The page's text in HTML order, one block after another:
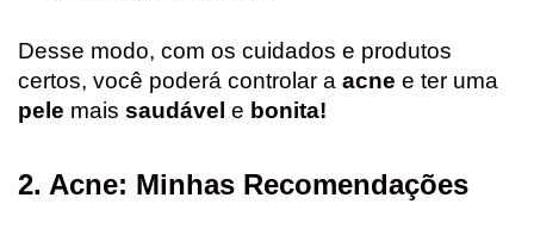
Desse modo, com os cuidados e produtos
certos, você poderá controlar a acne e ter uma
pele mais saudável e bonita!
2. Acne: Minhas Recomendações